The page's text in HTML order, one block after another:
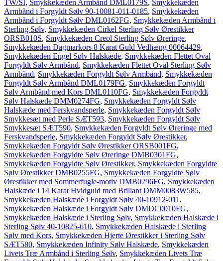
TW/SI , Smykkekæden Armbånd DML0179S, Smykkekæden
Armbånd i Forgyldt Sølv 90-10081-011-0185, Smykkekæden
Armbånd i Forgyldt Sølv DML0162FG, Smykkekæden Armbånd i
Sterling Sølv, Smykkekæden Cirkel Sterling Sølv Ørestikker
ORSB010S, Smykkekæden Creol Sterling Sølv Øreringe,
Smykkekæden Dagmarkors 8 Karat Guld Vedhæng 00064429,
Smykkekæden Engel Sølv Halskæde, Smykkekæden Flettet Oval
Forgyldt Sølv Armbånd, Smykkekæden Flettet Oval Sterling Sølv
Armbånd, Smykkekæden Forgyldt Sølv Armbånd, Smykkekæden
Forgyldt Sølv Armbånd DML0179FG, Smykkekæden Forgyldt
Sølv Armbånd med Kors DML0110FG, Smykkekæden Forgyldt
Sølv Halskæde DMM0274FG, Smykkekæden Forgyldt Sølv
Halskæde med Ferskvandsperle, Smykkekæden Forgyldt Sølv
Smykkesæt med Perle SÆT593, Smykkekæden Forgyldt Sølv
Smykkesæt SÆT590, Smykkekæden Forgyldt Sølv Øreringe med
Ferskvandsperle, Smykkekæden Forgyldt Sølv Ørestikker,
Smykkekæden Forgyldt Sølv Ørestikker ORSB001FG,
Smykkekæden Forgyldte Sølv Øreringe DMB0301FG,
Smykkekæden Forgyldte Sølv Ørestikker, Smykkekæden Forgyldte
Sølv Ørestikker DMB0255FG, Smykkekæden Forgyldte Sølv
Ørestikker med Sommerfugle-motiv DMB0296FG, Smykkekæden
Halskæde i 14 Karat Hvidguld med Brillant DMM0083W585,
Smykkekæden Halskæde i Forgyldt Sølv 40-10912-011 ,
Smykkekæden Halskæde i Forgyldt Sølv DMDC0010FG,
Smykkekæden Halskæde i Sterling Sølv, Smykkekæden Halskæde i
Sterling Sølv 40-10825-610, Smykkekæden Halskæde i Sterling
Sølv med Kors, Smykkekæden Hjerte Ørestikker i Sterling Sølv
SÆT580, Smykkekæden Infinity Sølv Halskæde, Smykkekæden
Livets Træ Armbånd i Sterling Sølv, Smykkekæden Livets Træ